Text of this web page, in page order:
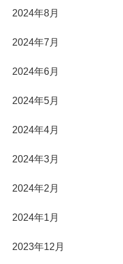
2024年8月
2024年7月
2024年6月
2024年5月
2024年4月
2024年3月
2024年2月
2024年1月
2023年12月